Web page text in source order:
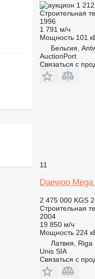
1
Строительная
1996
1 791 м/ч
Мощность 101
Бельгия,
AuctionPort
Связаться с
11
Daewoo
2 475 000 KGS
Строительная
2004
19 850 м/ч
Мощность 224
Латвия, Riga
Unis SIA
Связаться с